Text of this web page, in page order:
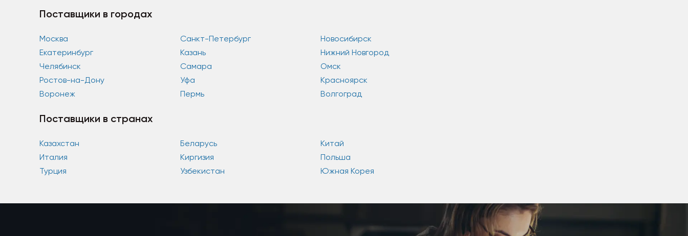
Поставщики в городах
Москва Санкт-Петербург
Новосибирск
Екатеринбург
Казань
Нижний Новгород
Челябинск
Самара
Омск
Ростов-на-Дону
Уфа
Красноярск
Воронеж
Пермь Волгоград
Поставщики в странах
Казахстан Беларусь
Китай
Италия
Киргизия
Польша
Турция
Узбекистан Южная Корея